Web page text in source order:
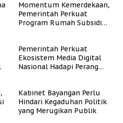
Momentum Kemerdekaan,
Pemerintah Perkuat
Program Rumah Subsidi
Pemerintah Perkuat
Ekosistem Media Digital
Nasional Hadapi Perang
Kabinet Bayangan Perlu
Hindari Kegaduhan Politik
yang Merugikan Publik